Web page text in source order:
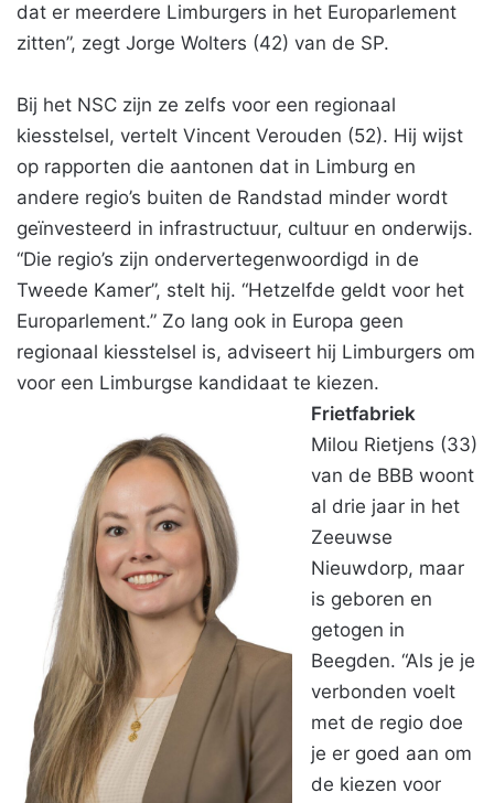
dat er meerdere Limburgers in het Europarlement
zitten”, zegt Jorge Wolters (42) van de SP.
Bij het NSC zijn ze zelfs voor een regionaal
kiesstelsel, vertelt Vincent Verouden (52). Hij wijst
op rapporten die aantonen dat in Limburg en
andere regio’s buiten de Randstad minder wordt
geïnvesteerd in infrastructuur, cultuur en onderwijs.
“Die regio’s zijn ondervertegenwoordigd in de
Tweede Kamer”, stelt hij. “Hetzelfde geldt voor het
Europarlement.” Zo lang ook in Europa geen
regionaal kiesstelsel is, adviseert hij Limburgers om
voor een Limburgse kandidaat te kiezen.
Frietfabriek
Milou Rietjens (33)
van de BBB woont
al drie jaar in het
Zeeuwse
Nieuwdorp, maar
is geboren en
getogen in
Beegden. “Als je je
verbonden voelt
met de regio doe
je er goed aan om
de kiezen voor